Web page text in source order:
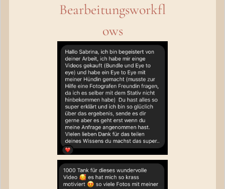
Bearbeitungsworkfl
ows